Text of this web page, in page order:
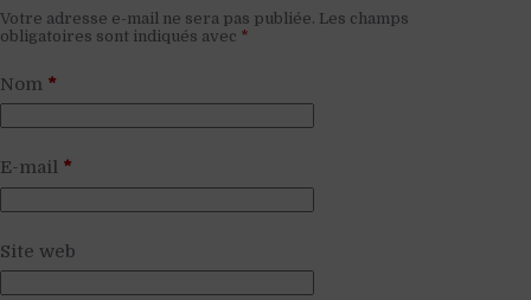
Votre adresse e-mail ne sera pas publiée. Les champs
obligatoires sont indiqués avec *
Nom *
E-mail *
Site web